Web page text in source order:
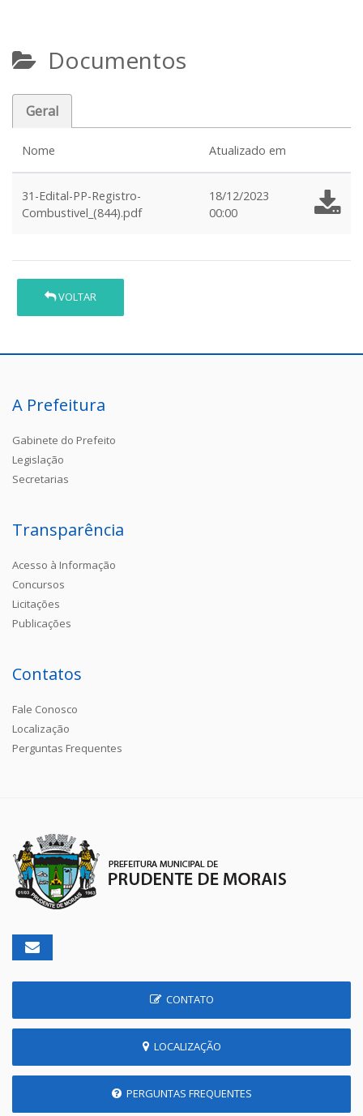
Documentos
Geral
Nome Atualizado em
31-Edital-PP-Registro-
Combustivel_(844).pdf
18/12/2023
00:00
VOLTAR
A Prefeitura
Gabinete do Prefeito
Legislação
Secretarias
Transparência
Acesso à Informação
Concursos
Licitações
Publicações
Contatos
Fale Conosco
Localização
Perguntas Frequentes
CONTATO
LOCALIZAÇÃO
PERGUNTAS FREQUENTES